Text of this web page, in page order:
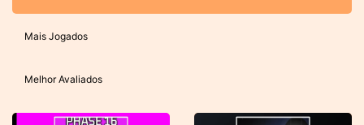
Mais Jogados
Melhor Avaliados